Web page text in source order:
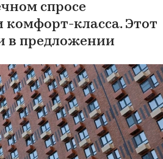
спросе
комфорт-класса. Этот
в предложении